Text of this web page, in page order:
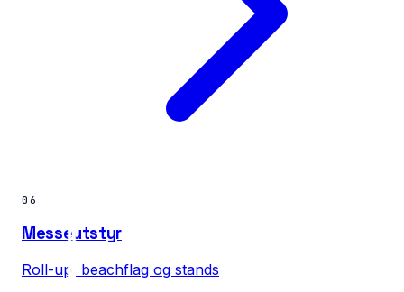
06
Messeutstyr
Roll-up, beachflag og stands